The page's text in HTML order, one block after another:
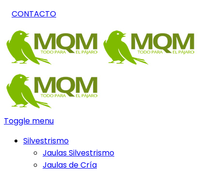
CONTACTO
Toggle menu
Silvestrismo
Jaulas Silvestrismo
Jaulas de Cría